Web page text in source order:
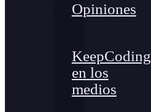
Opiniones
KeepCoding
en los
medios